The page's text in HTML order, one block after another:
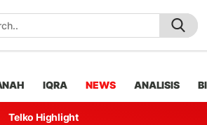
IQRA NEWS ANALISIS
Telko Highlight